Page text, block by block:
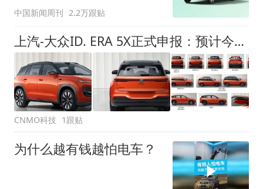
中国新闻周刊 2.2万跟贴
上汽-大众ID. ERA 5X正式申报：预计今年年内上市
CNMO科技 1跟贴
为什么越有钱越怕电车？